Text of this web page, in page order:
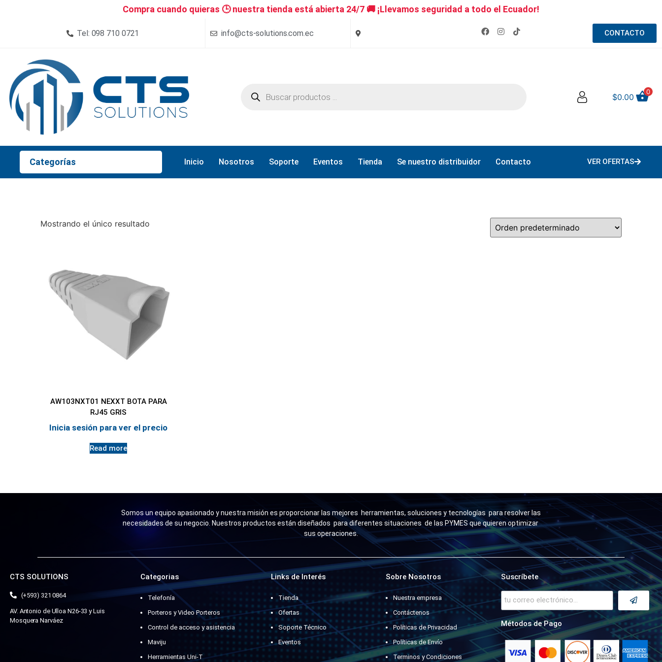
Compra cuando quieras 🕒 nuestra tienda está abierta 24/7 🚚 ¡Llevamos seguridad a todo el Ecuador!
Tel: 098 710 0721 info@cts-solutions.com.ec CONTACTO
$0.00
0
Categorías Inicio Nosotros Soporte Eventos Tienda Se nuestro distribuidor Contacto VER OFERTAS
Mostrando el único resultado
AW103NXT01 NEXXT BOTA PARA
RJ45 GRIS
Inicia sesión para ver el precio
Read more
Somos un equipo apasionado y nuestra misión es proporcionar las mejores herramientas, soluciones y tecnologías para resolver las
necesidades de su negocio. Nuestros productos están diseñados para diferentes situaciones de las PYMES que quieren optimizar
sus operaciones.
CTS SOLUTIONS
(+593) 321 0864
AV. Antonio de Ulloa N26-33 y Luis
Mosquera Narváez
Categorias
Telefonía
Porteros y Video Porteros
Control de acceso y asistencia
Maviju
Herramientas Uni-T
Links de Interés
Tienda
Ofertas
Soporte Técnico
Eventos
Sobre Nosotros
Nuestra empresa
Contáctenos
Políticas de Privacidad
Políticas de Envío
Terminos y Condiciones
Suscríbete
Métodos de Pago